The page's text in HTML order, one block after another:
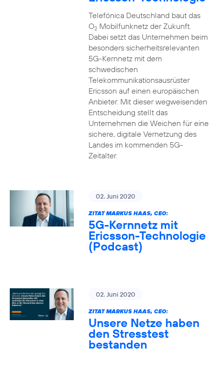
Telefónica Deutschland baut das
O2Mobilfunknetz der Zukunft.
Dabei setzt das Unternehmen beim
besonders sicherheitsrelevanten
5G-Kernnetz mit dem
schwedischen
Telekommunikationsausrüster
Ericsson auf einen europäischen
Anbieter. Mit dieser wegweisenden
Entscheidung stellt das
Unternehmen die Weichen für eine
sichere, digitale Vernetzung des
Landes im kommenden 5G-
Zeitalter.
02. Juni 2020
ZITAT MARKUS HAAS, CEO:
5G-Kernnetz mit
Ericsson-Technologie
(Podcast)
02. Juni 2020
ZITAT MARKUS HAAS, CEO:
Unsere Netze haben
den Stresstest
bestanden